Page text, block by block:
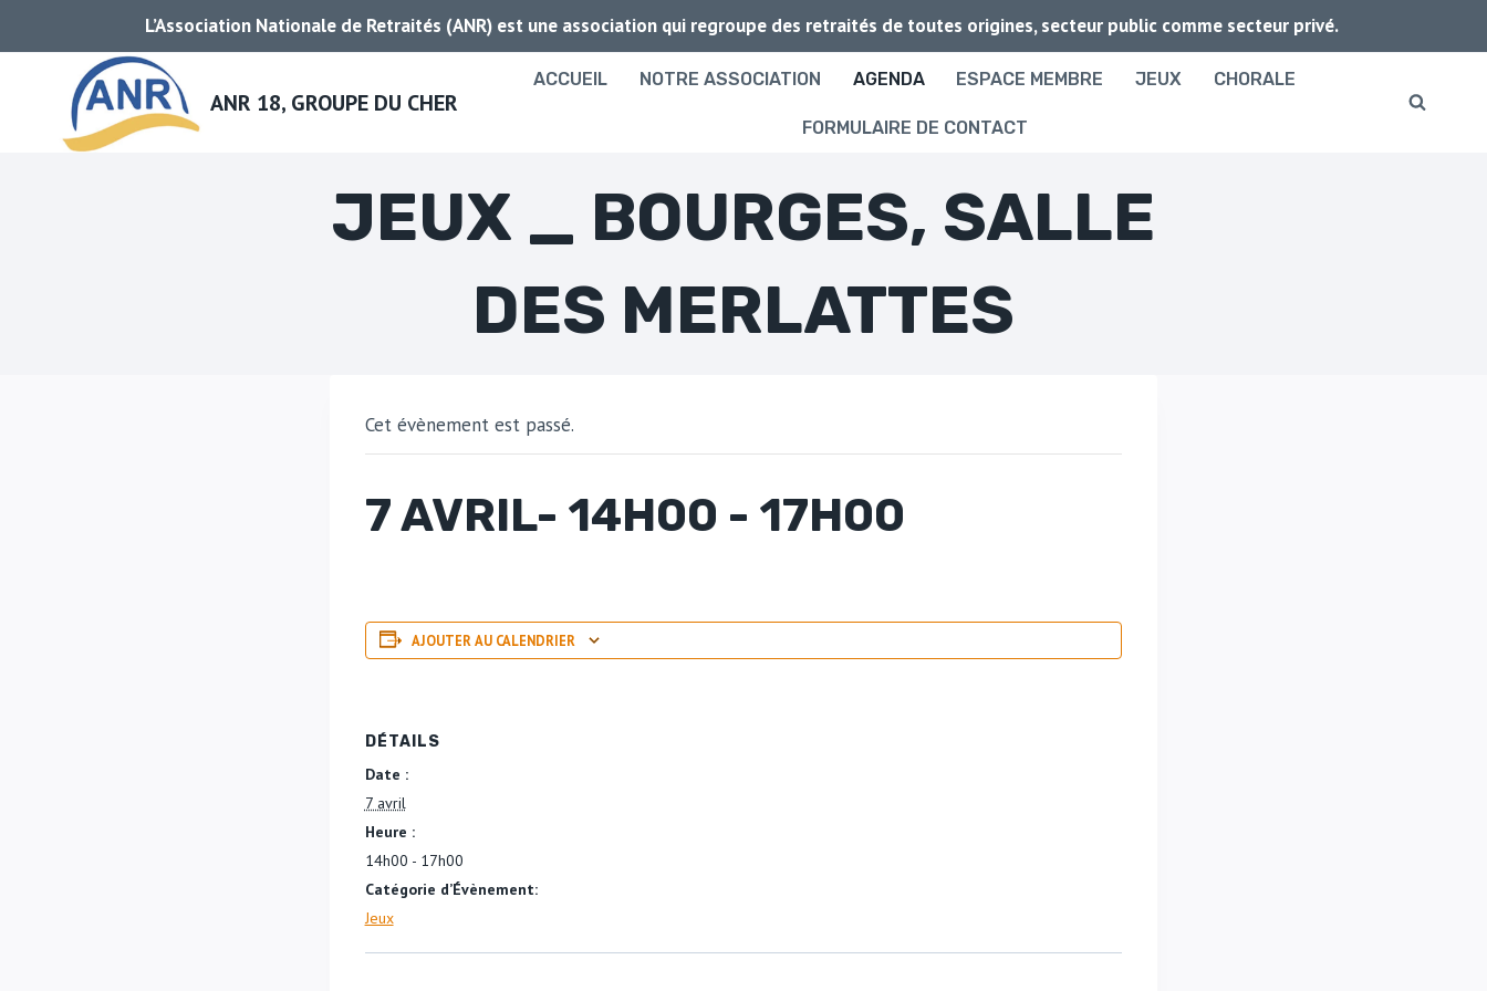
L’Association Nationale de Retraités (ANR) est une association qui regroupe des retraités de toutes origines, secteur public comme secteur privé.
ANR 18, GROUPE DU CHER
ACCUEIL NOTRE ASSOCIATION AGENDA ESPACE MEMBRE JEUX CHORALE
FORMULAIRE DE CONTACT
JEUX _ BOURGES, SALLE
DES MERLATTES
Cet évènement est passé.
7 AVRIL- 14H00 - 17H00
AJOUTER AU CALENDRIER
DÉTAILS
Date :
7 avril
Heure :
14h00 - 17h00
Catégorie d’Évènement:
Jeux